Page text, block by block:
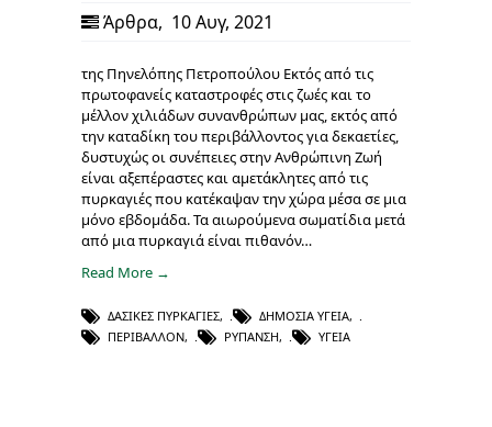
Άρθρα, 10 Αυγ, 2021
της Πηνελόπης Πετροπούλου Εκτός από τις
πρωτοφανείς καταστροφές στις ζωές και το
μέλλον χιλιάδων συνανθρώπων μας, εκτός από
την καταδίκη του περιβάλλοντος για δεκαετίες,
δυστυχώς οι συνέπειες στην Ανθρώπινη Ζωή
είναι αξεπέραστες και αμετάκλητες από τις
πυρκαγιές που κατέκαψαν την χώρα μέσα σε μια
μόνο εβδομάδα. Τα αιωρούμενα σωματίδια μετά
από μια πυρκαγιά είναι πιθανόν…
Read More →
ΔΑΣΙΚΈΣ ΠΥΡΚΑΓΙΈΣ, ΔΗΜΌΣΙΑ ΥΓΕΊΑ,
ΠΕΡΙΒΆΛΛΟΝ, ΡΎΠΑΝΣΗ, ΥΓΕΊΑ